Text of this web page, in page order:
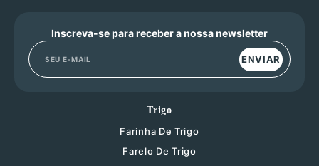
Inscreva-se para receber a nossa newsletter
ENVIAR
Trigo
Farinha De Trigo
Farelo De Trigo